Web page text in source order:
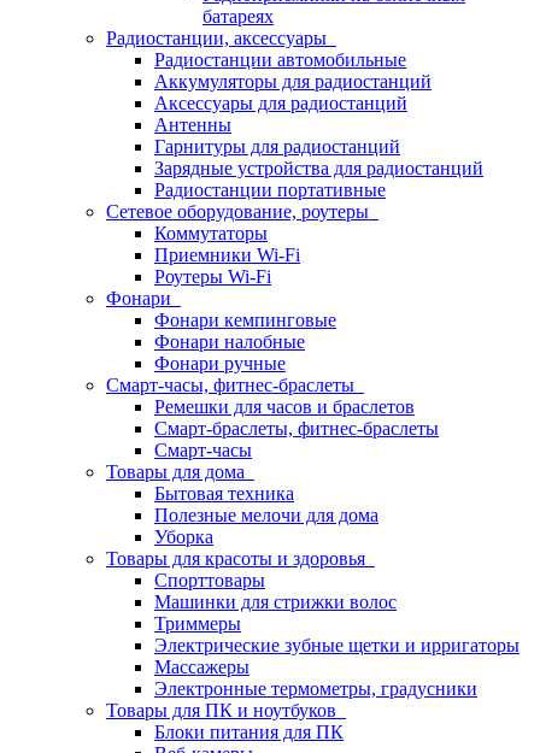
батареях
Радиостанции, аксессуары
Радиостанции автомобильные
Аккумуляторы для радиостанций
Аксессуары для радиостанций
Антенны
Гарнитуры для радиостанций
Зарядные устройства для радиостанций
Радиостанции портативные
Сетевое оборудование, роутеры
Коммутаторы
Приемники Wi-Fi
Роутеры Wi-Fi
Фонари
Фонари кемпинговые
Фонари налобные
Фонари ручные
Смарт-часы, фитнес-браслеты
Ремешки для часов и браслетов
Смарт-браслеты, фитнес-браслеты
Смарт-часы
Товары для дома
Бытовая техника
Полезные мелочи для дома
Уборка
Товары для красоты и здоровья
Спорттовары
Машинки для стрижки волос
Триммеры
Электрические зубные щетки и ирригаторы
Массажеры
Электронные термометры, градусники
Товары для ПК и ноутбуков
Блоки питания для ПК